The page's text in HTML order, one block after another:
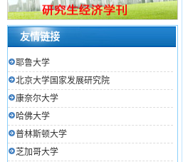
友情链接
耶鲁大学
北京大学国家发展研究院
康奈尔大学
哈佛大学
普林斯顿大学
芝加哥大学